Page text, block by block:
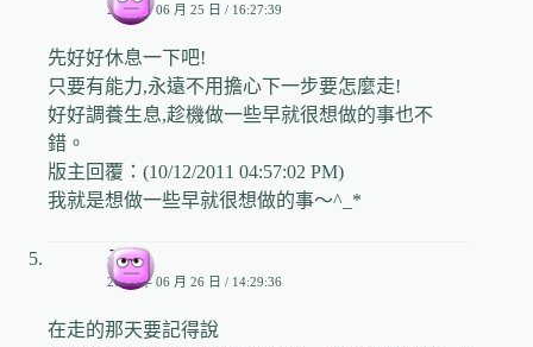
2009 年 06 月 25 日 / 16:27:39
先好好休息一下吧!
只要有能力,永遠不用擔心下一步要怎麼走!
好好調養生息,趁機做一些早就很想做的事也不
錯。
版主回覆：(10/12/2011 04:57:02 PM)
我就是想做一些早就很想做的事～^_*
子逸
2009 年 06 月 26 日 / 14:29:36
在走的那天要記得說